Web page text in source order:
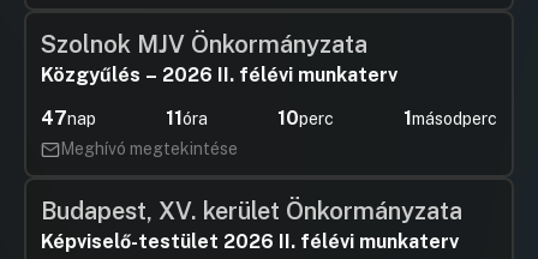
Szolnok MJV Önkormányzata
Közgyűlés – 2026 II. félévi munkaterv
47nap 11óra 10perc 1másodperc
Meghívó megtekintése
Budapest, XV. kerület Önkormányzata
Képviselő-testület 2026 II. félévi munkaterv